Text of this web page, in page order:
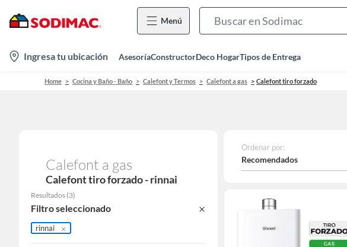
Menú
location-
icon
Ingresa tu ubicación AsesoríaConstructorDeco HogarTipos de Entrega
Home Cocina y Baño - Baño Calefont y Termos Calefont a gas Calefont tiro forzado
Calefont a gas
Calefont tiro forzado - rinnai
Resultados (3)
Filtro seleccionado
rinnai
Ordenar por:
Recomendados